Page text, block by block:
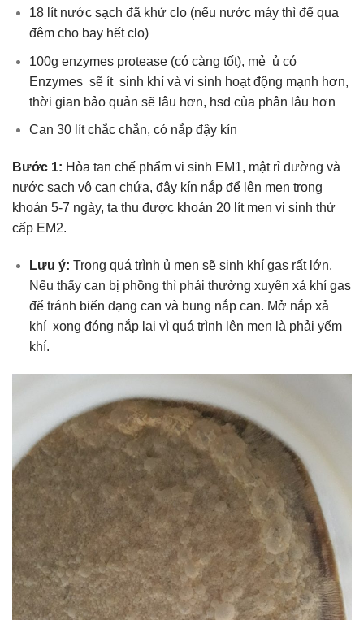
18 lít nước sạch đã khử clo (nếu nước máy thì để qua
đêm cho bay hết clo)
100g enzymes protease (có càng tốt), mẻ ủ có
Enzymes sẽ ít sinh khí và vi sinh hoạt động mạnh hơn,
thời gian bảo quản sẽ lâu hơn, hsd của phân lâu hơn
Can 30 lít chắc chắn, có nắp đậy kín
Bước 1: Hòa tan chế phẩm vi sinh EM1, mật rỉ đường và
nước sạch vô can chứa, đậy kín nắp để lên men trong
khoản 5-7 ngày, ta thu được khoản 20 lít men vi sinh thứ
cấp EM2.
Lưu ý: Trong quá trình ủ men sẽ sinh khí gas rất lớn.
Nếu thấy can bị phồng thì phải thường xuyên xả khí gas
để tránh biến dạng can và bung nắp can. Mở nắp xả
khí xong đóng nắp lại vì quá trình lên men là phải yếm
khí.